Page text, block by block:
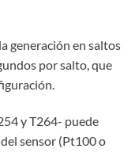
generación en saltos
por salto, que
y T264- puede
sensor (Pt100 o